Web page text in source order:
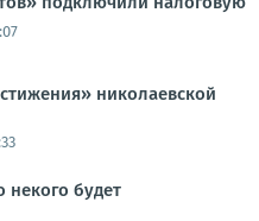
николаевской
некого будет